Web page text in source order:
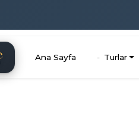
Ana Sayfa Turlar